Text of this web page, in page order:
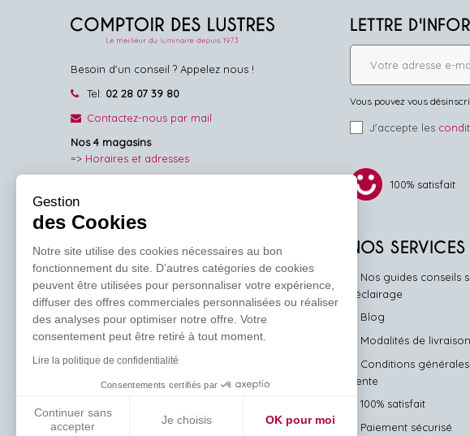
Besoin d'un conseil ? Appelez nous !
Tel: 02 28 07 39 80
Contactez-nous par mail
Nos 4 magasins
=> Horaires et adresses
NOUS SUIVRE
Facebook
LETTRE
Vous pouvez vous
J'accepte les
100% satisfait
NOS SERVICES
Nos guides conseils
l'éclairage
Blog
Modalités de livraison
Conditions
vente
100% satisfait
Paiement sécurisé
Gestion
des Cookies
Notre site utilise des cookies nécessaires au bon
fonctionnement du site. D’autres catégories de cookies
peuvent être utilisées pour personnaliser votre expérience,
diffuser des offres commerciales personnalisées ou réaliser
des analyses pour optimiser notre offre. Votre
consentement peut être retiré à tout moment.
Lire la politique de confidentialité
Consentements certifiés par
Continuer sans
accepter
Je choisis OK pour moi